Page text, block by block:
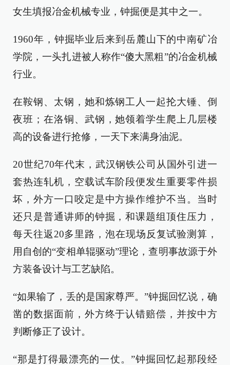
女生填报冶金机械专业，钟掘便是其中之一。
1960年，钟掘毕业后来到岳麓山下的中南矿冶
学院，一头扎进被人称作“傻大黑粗”的冶金机械
行业。
在鞍钢、太钢，她和炼钢工人一起抡大锤、倒
夜班；在洛铜、武钢，她领着学生爬上几层楼
高的设备进行抢修，一天下来满身油泥。
20世纪70年代末，武汉钢铁公司从国外引进一
套热连轧机，空载试车阶段便发生重要零件损
坏，外方一口咬定是中方操作维护不当。当时
还只是普通讲师的钟掘，和课题组顶住压力，
每天往返20多里路，泡在现场反复试验测算，
用自创的“变相单辊驱动”理论，查明事故源于外
方装备设计与工艺缺陷。
“如果输了，丢的是国家尊严。”钟掘回忆说，确
凿的数据面前，外方终于认错赔偿，并按中方
判断修正了设计。
“那是打得最漂亮的一仗。”钟掘回忆起那段经